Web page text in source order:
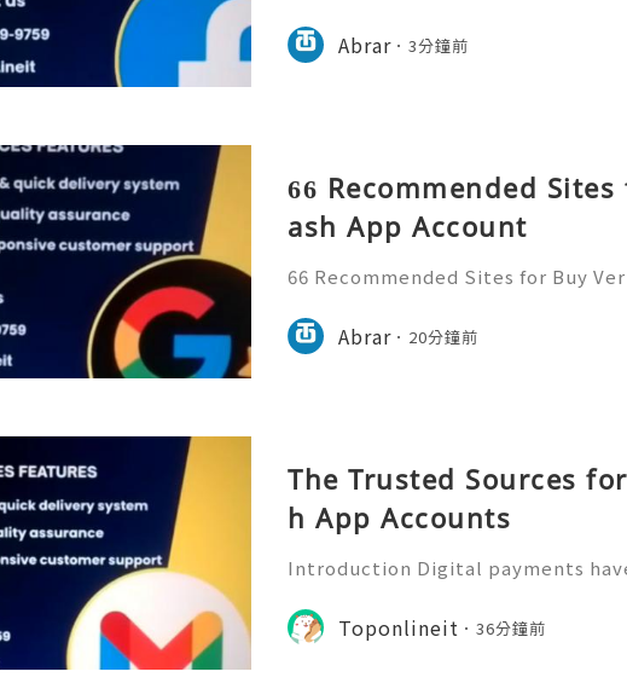
e payment applications to send
manage expenses, and comp
Abrar 3分鐘前
66 Recommended
ash App Account
66 Recommended Sites for Buy
ification, and responsible account
sers should always focus on
Abrar 20分鐘前
The Trusted Sources
h App Accounts
Introduction Digital payments
yment platforms to send money,
nage daily transactions qui
Toponlineit 36分鐘前